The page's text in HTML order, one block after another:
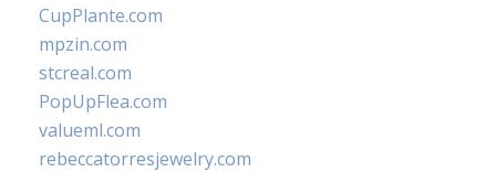
CupPlante.com
mpzin.com
stcreal.com
PopUpFlea.com
valueml.com
rebeccatorresjewelry.com